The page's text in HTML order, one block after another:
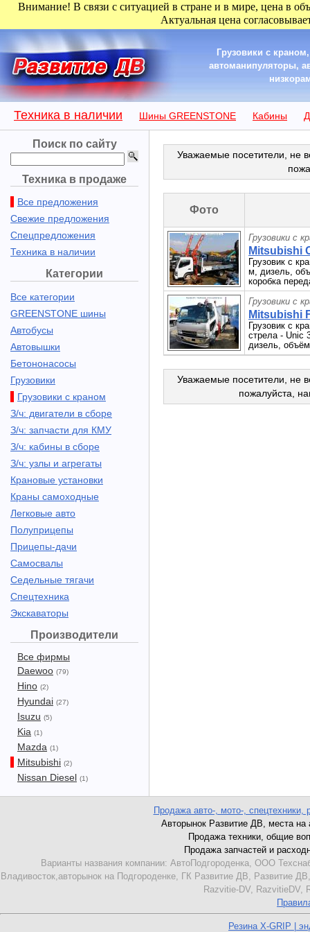
Внимание! В связи с ситуацией в стране и в мире, цена в
Актуальная цена
Грузовики с
автоманипуляторы,
Техника в наличии Шины GREENSTONE Кабины
Поиск по сайту
Техника в продаже
Все предложения
Свежие предложения
Спецпредложения
Техника в наличии
Категории
Все категории
GREENSTONE шины
Автобусы
Автовышки
Бетононасосы
Грузовики
Грузовики с краном
З/ч: двигатели в сборе
З/ч: запчасти для КМУ
З/ч: кабины в сборе
З/ч: узлы и агрегаты
Крановые установки
Краны самоходные
Легковые авто
Полуприцепы
Прицепы-дачи
Самосвалы
Седельные тягачи
Спецтехника
Экскаваторы
Производители
Все фирмы
Daewoo (79)
Hino (2)
Hyundai (27)
Isuzu (5)
Kia (1)
Mazda (1)
Mitsubishi (2)
Nissan Diesel (1)
Уважаемые посетители, не
Фото
Грузовики с
Mitsubishi
Грузовик с
м, дизель,
коробка
Грузовики с
Mitsubishi
Грузовик с
стрела - Unic
дизель,
Уважаемые посетители, не
пожалуйста,
Продажа авто-, мото-, спецтехники,
Авторынок Развитие ДВ, места на
Продажа техники, общие
Продажа запчастей и
Варианты названия компании: АвтоПодгороденка, ООО
Владивосток,авторынок на Подгороденке, ГК Развитие ДВ,
Razvitie-DV, RazvitieDV,
Резина X-GRIP |